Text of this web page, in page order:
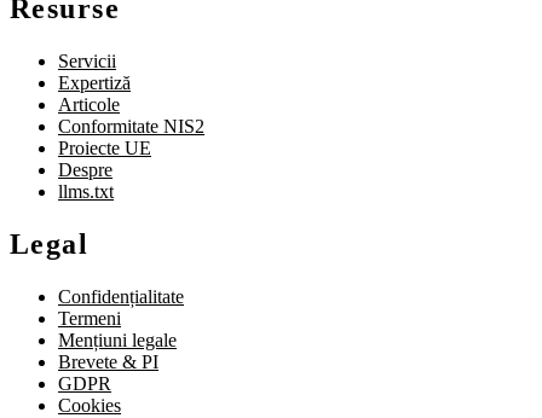
Resurse
Servicii
Expertiză
Articole
Conformitate NIS2
Proiecte UE
Despre
llms.txt
Legal
Confidențialitate
Termeni
Mențiuni legale
Brevete & PI
GDPR
Cookies